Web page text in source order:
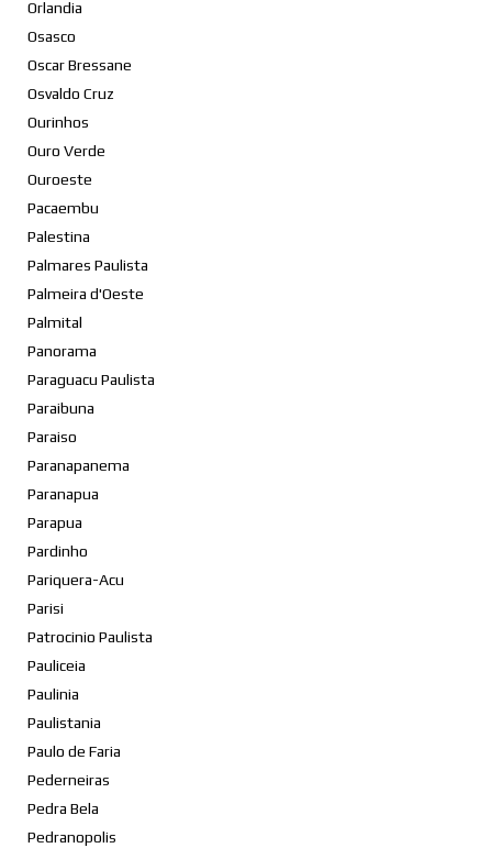
Orlandia
Osasco
Oscar Bressane
Osvaldo Cruz
Ourinhos
Ouro Verde
Ouroeste
Pacaembu
Palestina
Palmares Paulista
Palmeira d'Oeste
Palmital
Panorama
Paraguacu Paulista
Paraibuna
Paraiso
Paranapanema
Paranapua
Parapua
Pardinho
Pariquera-Acu
Parisi
Patrocinio Paulista
Pauliceia
Paulinia
Paulistania
Paulo de Faria
Pederneiras
Pedra Bela
Pedranopolis